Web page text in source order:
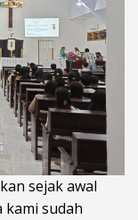
sejak awal
kami sudah